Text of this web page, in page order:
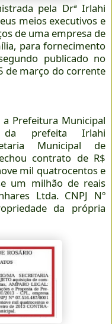
pela Drª Irlahi
meios executivos e
de uma empresa de
para fornecimento
publicado no
de março do corrente
Prefeitura Municipal
prefeita Irlahi
Municipal de
contrato de R$
mil quatrocentos e
um milhão de reais
Ltda. CNPJ Nº
da própria